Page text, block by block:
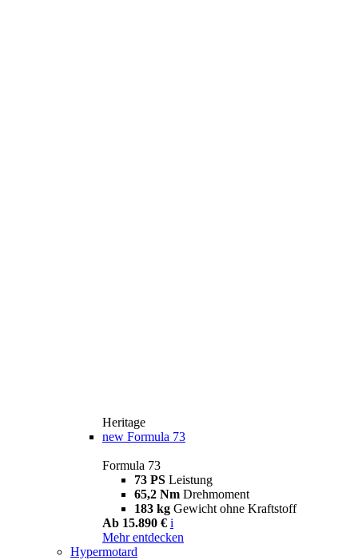
Heritage
new Formula 73
Formula 73
73 PS Leistung
65,2 Nm Drehmoment
183 kg Gewicht ohne Kraftstoff
Ab 15.890 € i
Mehr entdecken
Hypermotard